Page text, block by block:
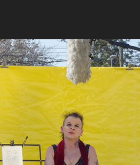
TRANSTEXTUALIDADES
2023